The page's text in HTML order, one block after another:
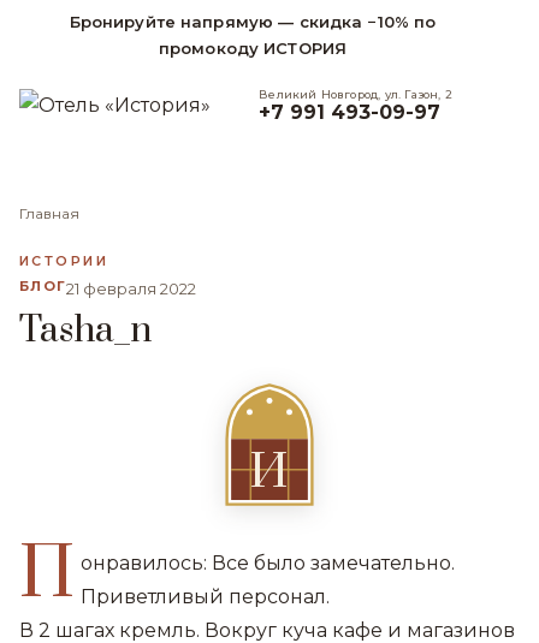
Бронируйте напрямую — скидка −10% по
промокоду ИСТОРИЯ
Великий Новгород, ул. Газон, 2
+7 991 493-09-97
Главная
ИСТОРИИ
БЛОГ21 февраля 2022
Tasha_n
И
П онравилось: Все было замечательно.
Приветливый персонал.
В 2 шагах кремль. Вокруг куча кафе и магазинов